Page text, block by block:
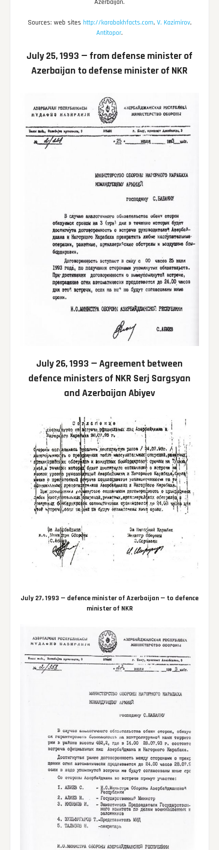
Azerbaijan.
Sources: web sites http://karabakhfacts.com, V. Kazimirov,
Antitopor.
July 25, 1993 — from defense minister of
Azerbaijan to defense minister of NKR
July 26, 1993 — Agreement between
defence ministers of NKR Serj Sargsyan
and Azerbaijan Abiyev
July 27, 1993 — defence minister of Azerbaijan — to defence
minister of NKR